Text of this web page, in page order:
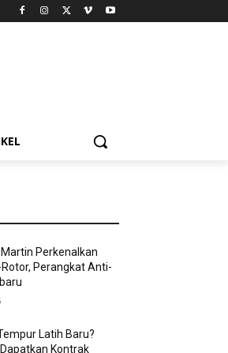
Perkenalkan
Perangkat Anti-
Latih Baru?
Kontrak